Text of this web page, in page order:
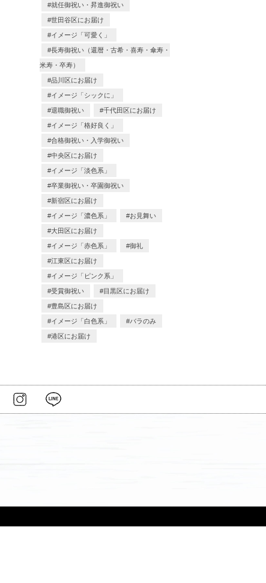
就任御祝い・昇進御祝い
世田谷区にお届け
イメージ「可愛く」
長寿御祝い（還暦・古希・喜寿・傘寿・
米寿・卒寿）
品川区にお届け
イメージ「シックに」
退職御祝い 千代田区にお届け
イメージ「格好良く」
合格御祝い・入学御祝い
中央区にお届け
イメージ「淡色系」
卒業御祝い・卒園御祝い
新宿区にお届け
イメージ「濃色系」 お見舞い
大田区にお届け
イメージ「赤色系」 御礼
江東区にお届け
イメージ「ピンク系」
受賞御祝い 目黒区にお届け
豊島区にお届け
イメージ「白色系」 バラのみ
港区にお届け